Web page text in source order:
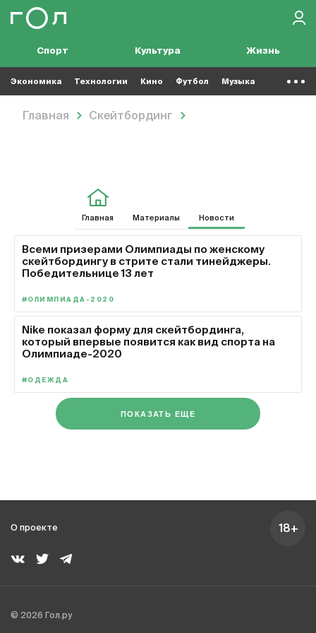
Спорт Культура Жизнь
Экономика Технологии Кино Футбол Музыка
Главная Скейтбординг
Главная Материалы Новости
Всеми призерами Олимпиады по женскому
скейтбордингу в стрите стали тинейджеры.
Победительнице 13 лет
#ОЛИМПИАДА-2020
Nike показал форму для скейтбординга,
который впервые появится как вид спорта на
Олимпиаде-2020
#ОДЕЖДА
ПОКАЗАТЬ ЕЩЕ
О проекте 18+
© 2026 Гол.ру